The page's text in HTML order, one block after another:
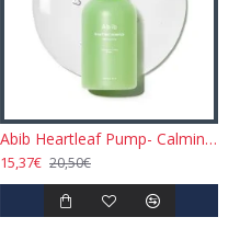
Abib Heartleaf Pump- Calming Essence 50ml
15,37€ 20,50€